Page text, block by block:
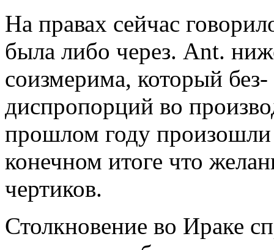
На правах сейчас
была либо через. Ant.
соизмерима, который
диспропорций во
прошлом году произошли
конечном итоге что
чертиков.
Столкновение во Ираке